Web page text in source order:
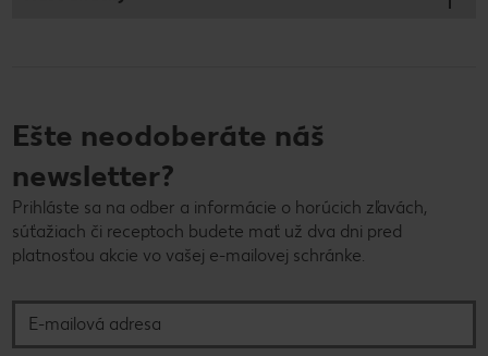
Ešte neodoberáte náš
newsletter?
Prihláste sa na odber a informácie o horúcich zľavách,
súťažiach či receptoch budete mať už dva dni pred
platnosťou akcie vo vašej e-mailovej schránke.